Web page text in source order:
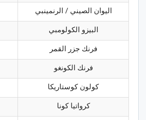
اليوان الصيني / الرنمينبي
البيزو الكولومبي
فرنك جزر القمر
فرنك الكونغو
كولون كوستاريكا
كرواتيا كونا